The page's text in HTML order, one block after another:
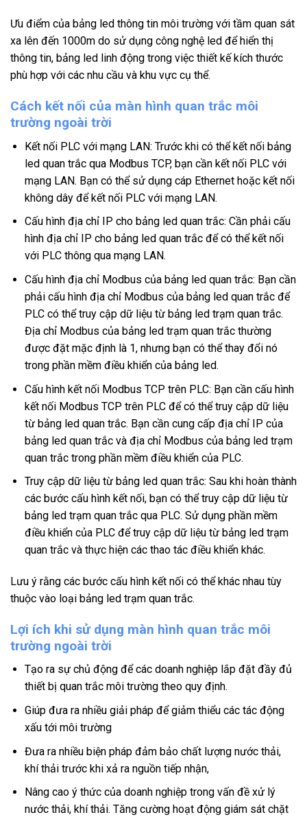
Ưu điểm của bảng led thông tin môi trường với tầm quan sát
xa lên đến 1000m do sử dụng công nghệ led để hiển thị
thông tin, bảng led linh động trong việc thiết kế kích thước
phù hợp với các nhu cầu và khu vực cụ thể.
Cách kết nối của màn hình quan trắc môi
trường ngoài trời
Kết nối PLC với mạng LAN: Trước khi có thể kết nối bảng
led quan trắc qua Modbus TCP, bạn cần kết nối PLC với
mạng LAN. Bạn có thể sử dụng cáp Ethernet hoặc kết nối
không dây để kết nối PLC với mạng LAN.
Cấu hình địa chỉ IP cho bảng led quan trắc: Cần phải cấu
hình địa chỉ IP cho bảng led quan trắc để có thể kết nối
với PLC thông qua mạng LAN.
Cấu hình địa chỉ Modbus của bảng led quan trắc: Bạn cần
phải cấu hình địa chỉ Modbus của bảng led quan trắc để
PLC có thể truy cập dữ liệu từ bảng led trạm quan trắc.
Địa chỉ Modbus của bảng led trạm quan trắc thường
được đặt mặc định là 1, nhưng bạn có thể thay đổi nó
trong phần mềm điều khiển của bảng led.
Cấu hình kết nối Modbus TCP trên PLC: Bạn cần cấu hình
kết nối Modbus TCP trên PLC để có thể truy cập dữ liệu
từ bảng led quan trắc. Bạn cần cung cấp địa chỉ IP của
bảng led quan trắc và địa chỉ Modbus của bảng led trạm
quan trắc trong phần mềm điều khiển của PLC.
Truy cập dữ liệu từ bảng led quan trắc: Sau khi hoàn thành
các bước cấu hình kết nối, bạn có thể truy cập dữ liệu từ
bảng led trạm quan trắc qua PLC. Sử dụng phần mềm
điều khiển của PLC để truy cập dữ liệu từ bảng led trạm
quan trắc và thực hiện các thao tác điều khiển khác.
Lưu ý rằng các bước cấu hình kết nối có thể khác nhau tùy
thuộc vào loại bảng led trạm quan trắc.
Lợi ích khi sử dụng màn hình quan trắc môi
trường ngoài trời
Tạo ra sự chủ động để các doanh nghiệp lắp đặt đầy đủ
thiết bị quan trắc môi trường theo quy định.
Giúp đưa ra nhiều giải pháp để giảm thiểu các tác động
xấu tới môi trường
Đưa ra nhiều biện pháp đảm bảo chất lượng nước thải,
khí thải trước khi xả ra nguồn tiếp nhận,
Nâng cao ý thức của doanh nghiệp trong vấn đề xử lý
nước thải, khí thải. Tăng cường hoạt động giám sát chặt